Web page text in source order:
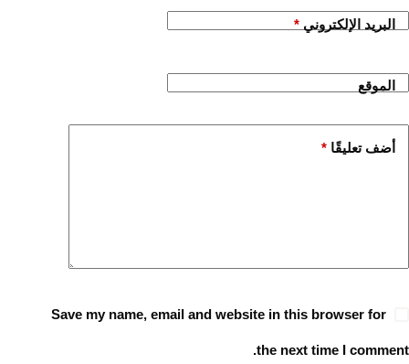
البريد الإلكتروني *
الموقع
أضف تعليقًا *
Save my name, email and website in this browser for
the next time I comment.